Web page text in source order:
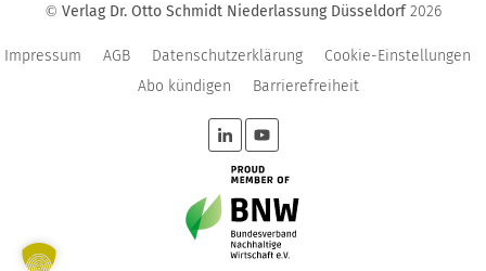
© Verlag Dr. Otto Schmidt Niederlassung Düsseldorf 2026
Impressum AGB Datenschutzerklärung
Cookie-Einstellungen
Abo kündigen
Barrierefreiheit